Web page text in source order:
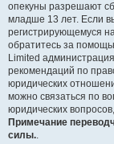
опекуны разрешают
младше 13 лет. Если
регистрирующемуся
обратитесь за
Limited
рекомендаций по
юридических
можно связаться по
юридических
Примечание
силы..